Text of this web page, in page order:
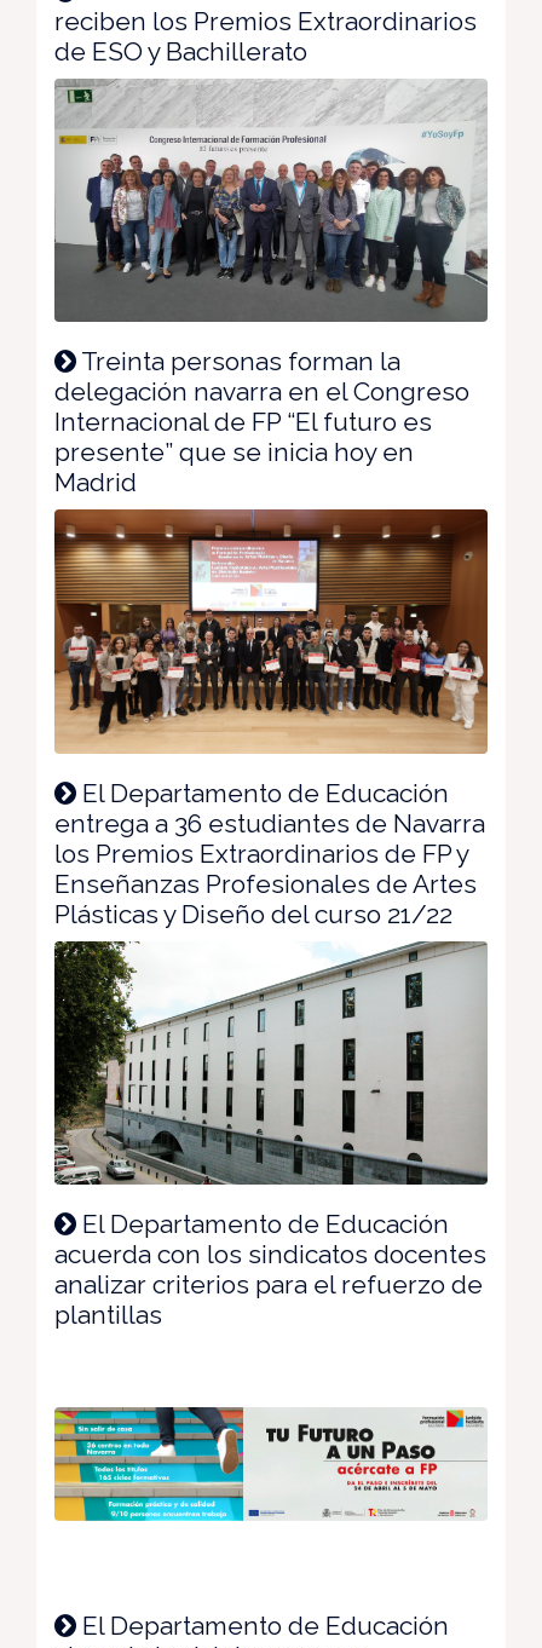
reciben los Premios Extraordinarios
de ESO y Bachillerato
Treinta personas forman la
delegación navarra en el Congreso
Internacional de FP “El futuro es
presente” que se inicia hoy en
Madrid
El Departamento de Educación
entrega a 36 estudiantes de Navarra
los Premios Extraordinarios de FP y
Enseñanzas Profesionales de Artes
Plásticas y Diseño del curso 21/22
El Departamento de Educación
acuerda con los sindicatos docentes
analizar criterios para el refuerzo de
plantillas
El Departamento de Educación